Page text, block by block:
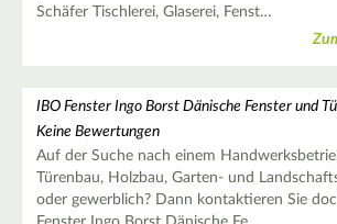
Schäfer Tischlerei, Glaserei, Fenst…
IBO Fenster Ingo Borst Dänische Fenster und
Keine Bewertungen
Auf der Suche nach einem
Türenbau, Holzbau, Garten- und
oder gewerblich? Dann kontaktieren Sie